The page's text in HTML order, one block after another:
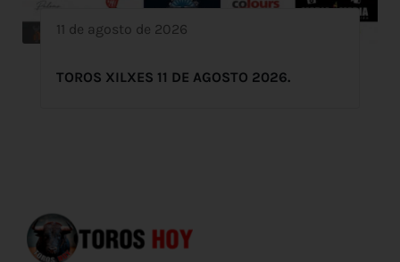
11 de agosto de 2026
TOROS XILXES 11 DE AGOSTO 2026.